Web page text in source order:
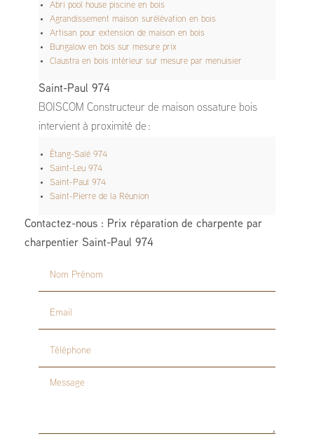
Abri pool house piscine en bois
Agrandissement maison surélévation en bois
Artisan pour extension de maison en bois
Bungalow en bois sur mesure prix
Claustra en bois intérieur sur mesure par menuisier
Saint-Paul 974
BOISCOM Constructeur de maison ossature bois
intervient à proximité de :
Étang-Salé 974
Saint-Leu 974
Saint-Paul 974
Saint-Pierre de la Réunion
Contactez-nous : Prix réparation de charpente par
charpentier Saint-Paul 974
Nom Prénom
Email
Téléphone
Message